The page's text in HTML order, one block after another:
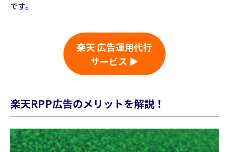
です。
楽天 広告運用代行
サービス ▶
楽天RPP広告のメリットを解説！